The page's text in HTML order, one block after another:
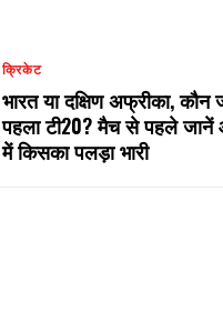
क्रिकेट
भारत या दक्षिण अफ्रीका, कौन
पहला टी20? मैच से पहले
में किसका पलड़ा भारी